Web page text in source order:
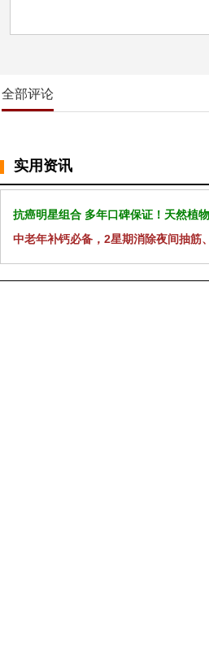
全部评论
实用资讯
抗癌明星组合 多年口碑保证！天然植
中老年补钙必备，2星期消除夜间抽筋